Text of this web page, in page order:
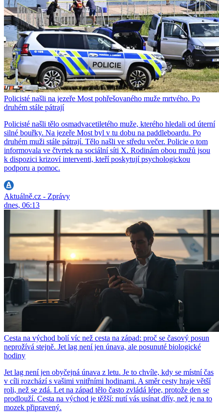
Policisté našli na jezeře Most pohřešovaného muže mrtvého. Po
druhém stále pátrají
Policisté našli tělo osmadvacetiletého muže, kterého hledali od úterní
silné bouřky. Na jezeře Most byl v tu dobu na paddleboardu. Po
druhém muži stále pátrají. Tělo našli ve středu večer. Policie o tom
informovala ve čtvrtek na sociální síti X. Rodinám obou mužů jsou
k dispozici krizoví interventi, kteří poskytují psychologickou
podporu a pomoc.
Aktuálně.cz - Zprávy
dnes, 06:13
Cesta na východ bolí víc než cesta na západ: proč se časový posun
neprožívá stejně. Jet lag není jen únava, ale posunuté biologické
hodiny
Jet lag není jen obyčejná únava z letu. Je to chvíle, kdy se místní čas
v cíli rozchází s vašimi vnitřními hodinami. A směr cesty hraje větší
roli, než se zdá. Let na západ tělo často zvládá lépe, protože den se
prodlouží. Cesta na východ je těžší: nutí vás usínat dřív, než je na to
mozek připravený.